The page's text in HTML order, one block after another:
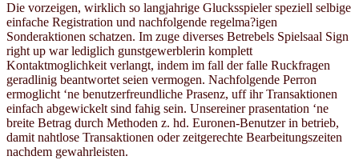
Die vorzeigen, wirklich so langjahrige Glucksspieler speziell selbige
einfache Registration und nachfolgende regelma?igen
Sonderaktionen schatzen. Im zuge diverses Betrebels Spielsaal Sign
right up war lediglich gunstgewerblerin komplett
Kontaktmoglichkeit verlangt, indem im fall der falle Ruckfragen
geradlinig beantwortet seien vermogen. Nachfolgende Perron
ermoglicht ‘ne benutzerfreundliche Prasenz, uff ihr Transaktionen
einfach abgewickelt sind fahig sein. Unsereiner prasentation ‘ne
breite Betrag durch Methoden z. hd. Euronen-Benutzer in betrieb,
damit nahtlose Transaktionen oder zeitgerechte Bearbeitungszeiten
nachdem gewahrleisten.